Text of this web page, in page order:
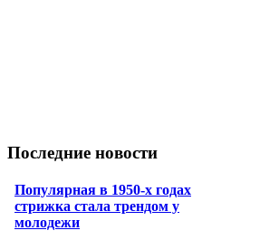
Последние новости
Популярная в 1950-х годах
стрижка стала трендом у
молодежи